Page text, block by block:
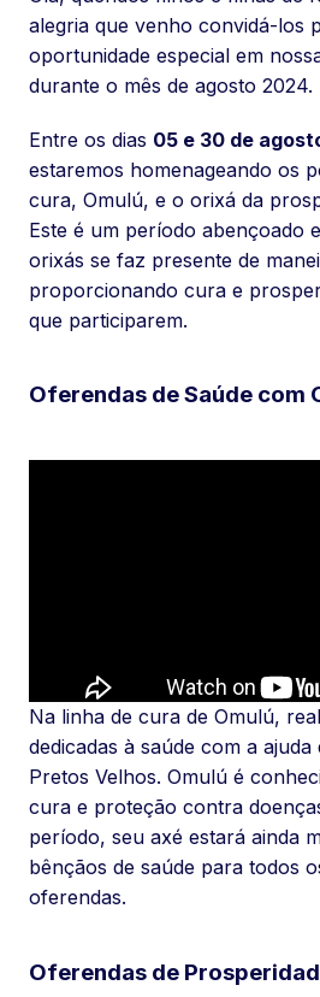
alegria que venho convidá-los
oportunidade especial em
durante o mês de agosto 2024.
Entre os dias 05 e 30 de
estaremos homenageando os
cura, Omulú, e o orixá da
Este é um período abençoado
orixás se faz presente de
proporcionando cura e
que participarem.
Oferendas de Saúde com
Na linha de cura de Omulú,
dedicadas à saúde com a ajuda
Pretos Velhos. Omulú é
cura e proteção contra
período, seu axé estará ainda
bênçãos de saúde para todos
oferendas.
Oferendas de